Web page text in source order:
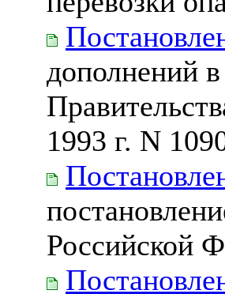
дополнений
1993 г. N
Российской